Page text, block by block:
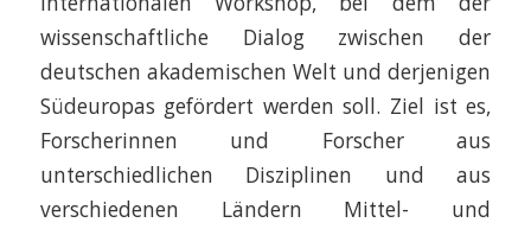
wissenschaftliche Dialog zwischen der
deutschen akademischen Welt und derjenigen
Südeuropas gefördert werden soll. Ziel ist es,
Forscherinnen und Forscher aus
unterschiedlichen Disziplinen und aus
verschiedenen Ländern Mittel- und